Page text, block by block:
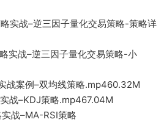
实战–逆三因子量化交易策略-策略详
实战–逆三因子量化交易策略-小
战案例–双均线策略.mp460.32M
战–KDJ策略.mp467.04M
战–MA-RSI策略